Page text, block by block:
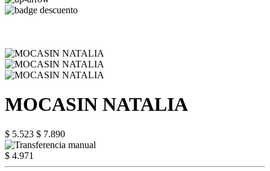
MOCASIN NATALIA
$ 5.523 $ 7.890
$ 4.971